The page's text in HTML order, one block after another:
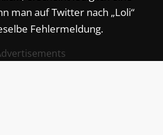
man auf Twitter nach „Loli“
Fehlermeldung.